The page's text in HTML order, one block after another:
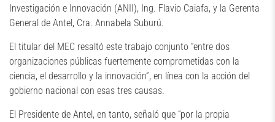
Investigación e Innovación (ANII), Ing. Flavio Caiafa, y la Gerenta
General de Antel, Cra. Annabela Suburú.
El titular del MEC resaltó este trabajo conjunto “entre dos
organizaciones públicas fuertemente comprometidas con la
ciencia, el desarrollo y la innovación”, en línea con la acción del
gobierno nacional con esas tres causas.
El Presidente de Antel, en tanto, señaló que “por la propia